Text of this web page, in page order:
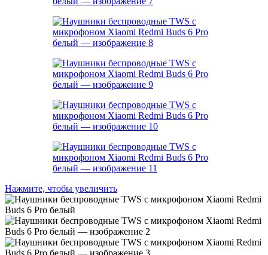
Нажмите, чтобы увеличить